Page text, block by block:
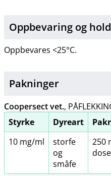
Oppbevaring og
Oppbevares <25°C.
Pakninger
Coopersect vet.,
Styrke
Dyreart
10 mg/ml
storfe
og
småfe
250